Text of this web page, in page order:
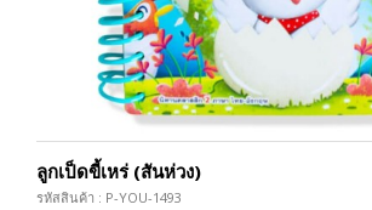
ลูกเป็ดขี้เหร่ (สันห่วง)
รหัสสินค้า : P-YOU-1493